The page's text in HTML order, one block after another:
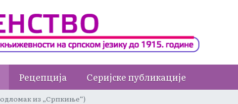
Рецепција Серијске публикације
из „Српкиње“)